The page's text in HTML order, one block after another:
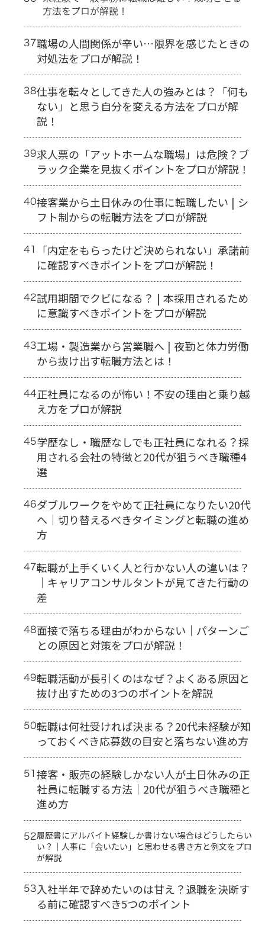
方法をプロが解説！
37職場の人間関係が辛い…限界を感じたときの
対処法をプロが解説！
38仕事を転々としてきた人の強みとは？「何も
ない」と思う自分を変える方法をプロが解
説！
39求人票の「アットホームな職場」は危険？ブ
ラック企業を見抜くポイントをプロが解説！
40接客業から土日休みの仕事に転職したい | シ
フト制からの転職方法をプロが解説
41
「内定をもらったけど決められない」承諾前
に確認すべきポイントをプロが解説！
42試用期間でクビになる？ | 本採用されるため
に意識すべきポイントをプロが解説
43工場・製造業から営業職へ | 夜勤と体力労働
から抜け出す転職方法とは！
44正社員になるのが怖い！不安の理由と乗り越
え方をプロが解説
45学歴なし・職歴なしでも正社員になれる？採
用される会社の特徴と20代が狙うべき職種4
選
46ダブルワークをやめて正社員になりたい20代
へ｜切り替えるべきタイミングと転職の進め
方
47転職が上手くいく人と行かない人の違いは？
｜キャリアコンサルタントが見てきた行動の
差
48面接で落ちる理由がわからない｜パターンご
との原因と対策をプロが解説！
49転職活動が長引くのはなぜ？よくある原因と
抜け出すための3つのポイントを解説
50転職は何社受ければ決まる？20代未経験が知
っておくべき応募数の目安と落ちない進め方
51接客・販売の経験しかない人が土日休みの正
社員に転職する方法｜20代が狙うべき職種と
進め方
52履歴書にアルバイト経験しか書けない場合はどうしたらい
い？｜人事に「会いたい」と思わせる書き方と例文をプロ
が解説
53入社半年で辞めたいのは甘え？退職を決断す
る前に確認すべき5つのポイント